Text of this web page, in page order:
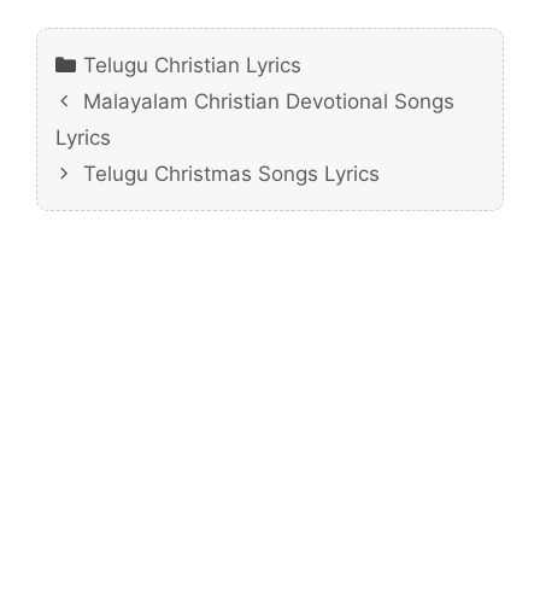
Categories
Telugu Christian Lyrics
Malayalam Christian Devotional Songs
Lyrics
Telugu Christmas Songs Lyrics